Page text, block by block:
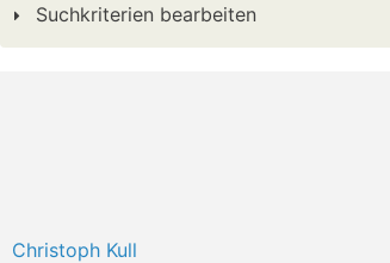
Suchkriterien bearbeiten
Christoph Kull